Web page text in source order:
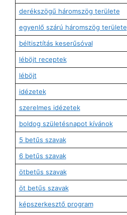
derékszögű háromszög területe
egyenlő szárú háromszög területe
béltisztítás keserűsóval
léböjt receptek
léböjt
idézetek
szerelmes idézetek
boldog születésnapot kívánok
5 betűs szavak
6 betűs szavak
ötbetűs szavak
öt betűs szavak
képszerkesztő program